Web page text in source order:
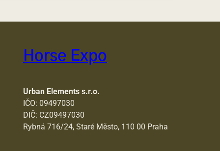
Horse Expo
Urban Elements s.r.o.
IČO: 09497030
DIČ: CZ09497030
Rybná 716/24, Staré Město, 110 00 Praha